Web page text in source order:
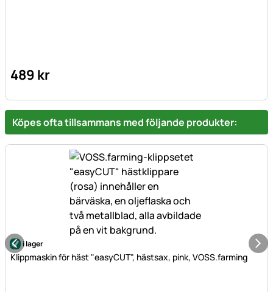
489 kr
Köpes ofta tillsammans med följande produkter:
i lager
Klippmaskin för häst "easyCUT", hästsax, pink, VOSS.farming